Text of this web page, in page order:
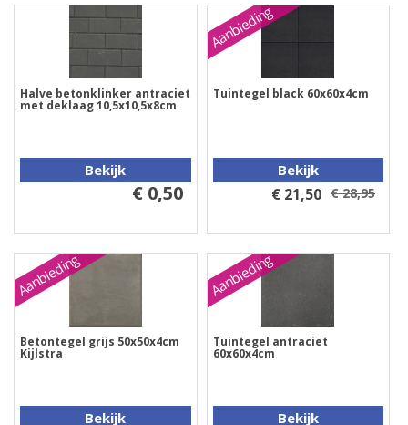
Halve betonklinker antraciet
met deklaag 10,5x10,5x8cm
Bekijk
€ 0,50
Aanbieding
Tuintegel black 60x60x4cm
Bekijk
€ 21,50 € 28,95
Aanbieding
Betontegel grijs 50x50x4cm
Kijlstra
Bekijk
Aanbieding
Tuintegel antraciet
60x60x4cm
Bekijk